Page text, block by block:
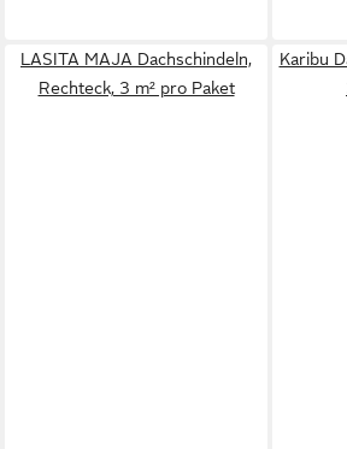
LASITA MAJA Dachschindeln,
Rechteck, 3 m² pro Paket
Karibu